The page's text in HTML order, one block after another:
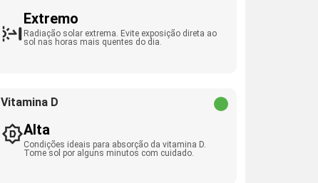
Extremo
Radiação solar extrema. Evite exposição direta ao
sol nas horas mais quentes do dia.
Vitamina D
Alta
Condições ideais para absorção da vitamina D.
Tome sol por alguns minutos com cuidado.